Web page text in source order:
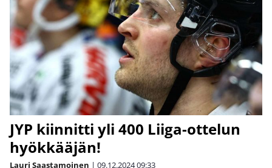
JYP kiinnitti yli 400 Liiga-ottelun
hyökkääjän!
Lauri Saastamoinen | 09.12.202409:33